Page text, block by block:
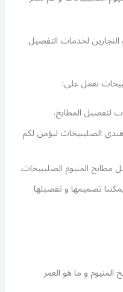
لخدمات التفصيل
نعمل على:
لتفصيل المطابخ.
الصليبيخات ليؤمن لكم
المنيوم الصليبيخات.
تصميمها و تفصيلها
و ما هو العمر